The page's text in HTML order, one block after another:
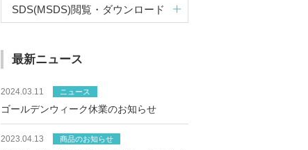
SDS(MSDS)閲覧・ダウンロード
最新ニュース
2024.03.11 ニュース
ゴールデンウィーク休業のお知らせ
2023.04.13 商品のお知らせ